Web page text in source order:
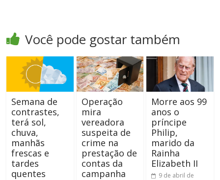
Você pode gostar também
Semana de
contrastes,
terá sol,
chuva,
manhãs
frescas e
tardes
quentes
Operação
mira
vereadora
suspeita de
crime na
prestação de
contas da
campanha
Morre aos 99
anos o
príncipe
Philip,
marido da
Rainha
Elizabeth II
9 de abril de